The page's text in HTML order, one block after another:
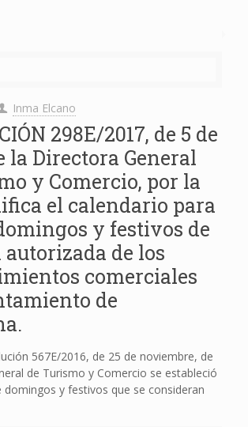
Inma Elcano
298E/2017, de 5 de
la Directora General
y Comercio, por la
el calendario para
y festivos de
de los
comerciales
de
567E/2016, de 25 de noviembre, de
de Turismo y Comercio se estableció
domingos y festivos que se consideran